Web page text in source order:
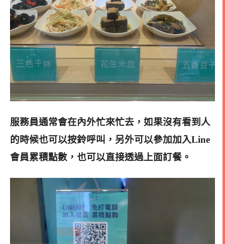
服務員通常會在內外忙來忙去，如果沒有看到人
的時候也可以按鈴呼叫，另外可以參加加入Line
會員累積點數，也可以直接透過上面訂餐 。